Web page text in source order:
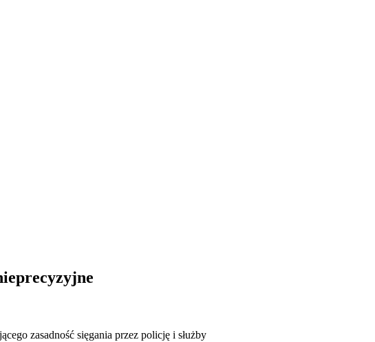
zasadność sięgania przez policję i służby